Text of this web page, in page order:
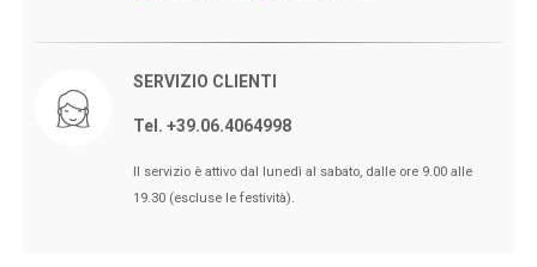
SERVIZIO CLIENTI
Tel. +39.06.4064998
Il servizio è attivo dal lunedì al sabato, dalle ore 9.00 alle
19.30 (escluse le festività).
🖤BLACK FRIDAY dal 13 a l 25
Novembre sconti fino al 50% Su